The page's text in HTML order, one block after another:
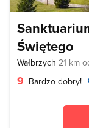
Świętego
Wałbrzych 21 km
9 Bardzo dobry!